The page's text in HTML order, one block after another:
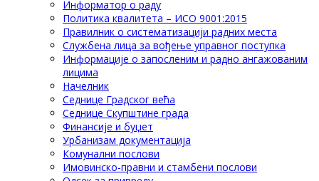
Информатор о раду
Политика квалитета – ИСО 9001:2015
Правилник о систематизацији радних места
Службена лица за вођење управног поступка
Информације о запосленим и радно ангажованим
лицима
Начелник
Седнице Градског већа
Седнице Скупштине града
Финансије и буџет
Урбанизам документација
Комунални послови
Имовинско-правни и стамбени послови